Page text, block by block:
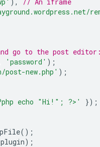
go to the post
'password' );
post-new.php' );
echo "Hi!"; ?>' });
();
plugin);